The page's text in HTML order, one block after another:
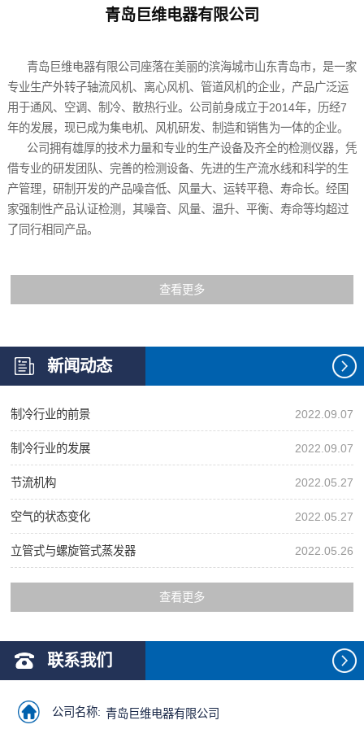
青岛巨维电器有限公司
青岛巨维电器有限公司座落在美丽的滨海城市山东青岛市，是一家
专业生产外转子轴流风机、离心风机、管道风机的企业，产品广泛运
用于通风、空调、制冷、散热行业。公司前身成立于2014年，历经7
年的发展，现已成为集电机、风机研发、制造和销售为一体的企业。
公司拥有雄厚的技术力量和专业的生产设备及齐全的检测仪器，凭
借专业的研发团队、完善的检测设备、先进的生产流水线和科学的生
产管理，研制开发的产品噪音低、风量大、运转平稳、寿命长。经国
家强制性产品认证检测，其噪音、风量、温升、平衡、寿命等均超过
了同行相同产品。
查看更多
新闻动态
制冷行业的前景 2022.09.07
制冷行业的发展 2022.09.07
节流机构 2022.05.27
空气的状态变化 2022.05.27
立管式与螺旋管式蒸发器 2022.05.26
查看更多
联系我们
公司名称: 青岛巨维电器有限公司